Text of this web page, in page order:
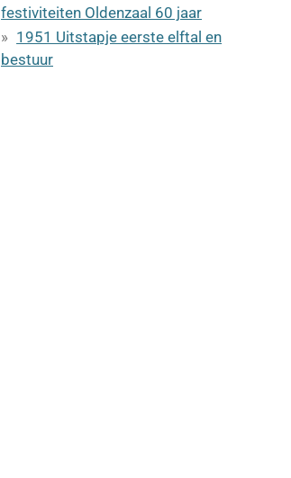
festiviteiten Oldenzaal 60 jaar
1951 Uitstapje eerste elftal en
bestuur